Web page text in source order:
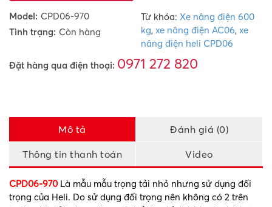
Model: CPD06-970
Tình trạng: Còn hàng
Từ khóa:Xe nâng điện 600
kg,xe nâng điện AC06,xe
nâng điện heli CPD06
Đặt hàng qua điện thoại: 0971 272 820
Mô tả Đánh giá (0)
Thông tin thanh toán Video
CPD06-970 Là mẫu mẫu trọng tải nhỏ nhưng sử dụng đối
trọng của Heli. Do sử dụng đối trọng nên không có 2 trên